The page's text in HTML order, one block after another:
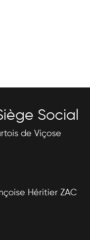
Social
de Viçose
Héritier ZAC